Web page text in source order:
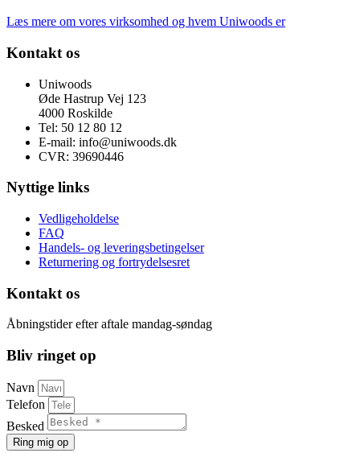
Læs mere om vores virksomhed og hvem Uniwoods er
Kontakt os
Uniwoods
Øde Hastrup Vej 123
4000 Roskilde
Tel: 50 12 80 12
E-mail: info@uniwoods.dk
CVR: 39690446
Nyttige links
Vedligeholdelse
FAQ
Handels- og leveringsbetingelser
Returnering og fortrydelsesret
Kontakt os
Åbningstider efter aftale mandag-søndag
Bliv ringet op
Navn
Telefon
Besked
Ring mig op